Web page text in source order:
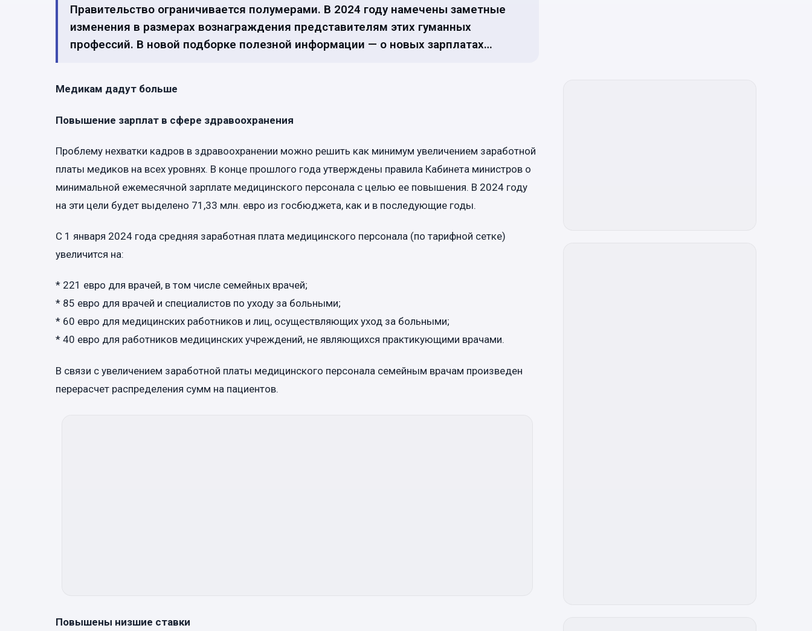
Правительство ограничивается полумерами. В 2024 году намечены заметные
изменения в размерах вознаграждения представителям этих гуманных
профессий. В новой подборке полезной информации — о новых зарплатах…
Медикам дадут больше
Повышение зарплат в сфере здравоохранения
Проблему нехватки кадров в здравоохранении можно решить как минимум увеличением заработной
платы медиков на всех уровнях. В конце прошлого года утверждены правила Кабинета министров о
минимальной ежемесячной зарплате медицинского персонала с целью ее повышения. В 2024 году
на эти цели будет выделено 71,33 млн. евро из госбюджета, как и в последующие годы.
С 1 января 2024 года средняя заработная плата медицинского персонала (по тарифной сетке)
увеличится на:
* 221 евро для врачей, в том числе семейных врачей;
* 85 евро для врачей и специалистов по уходу за больными;
* 60 евро для медицинских работников и лиц, осуществляющих уход за больными;
* 40 евро для работников медицинских учреждений, не являющихся практикующими врачами.
В связи с увеличением заработной платы медицинского персонала семейным врачам произведен
перерасчет распределения сумм на пациентов.
Повышены низшие ставки